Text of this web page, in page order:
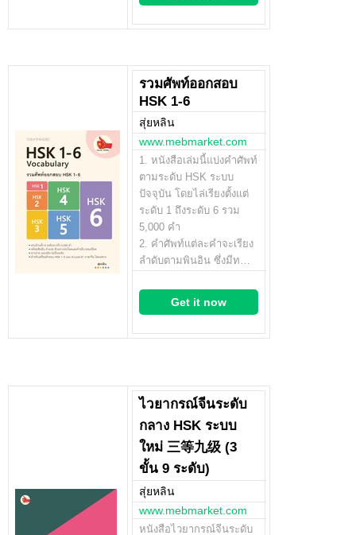
รวมศัพท์ออกสอบ
HSK 1-6
สุ่ยหลิน
www.mebmarket.com
1. หนังสือเล่มนี้แบ่งคำศัพท์
ตามระดับ HSK ระบบ
ปัจจุบัน โดยไล่เรียงตั้งแต่
ระดับ 1 ถึงระดับ 6 รวม
5,000 คำ
2. คำศัพท์แต่ละคำจะเรียง
ลำดับตามพินอิน ซึ่งมีท…
Get it now
ไวยากรณ์จีนระดับ
กลาง HSK ระบบ
ใหม่ 三等九级 (3
ขั้น 9 ระดับ)
สุ่ยหลิน
www.mebmarket.com
หนังสือไวยากรณ์จีนระดับ